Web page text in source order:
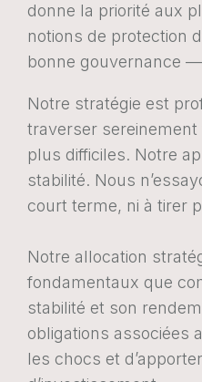
donne la priorité aux
notions de protection
bonne gouvernance
Notre stratégie est
traverser
plus difficiles. Notre
stabilité. Nous
court terme, ni à tirer
Notre allocation
fondamentaux que
stabilité et son
obligations associées
les chocs et